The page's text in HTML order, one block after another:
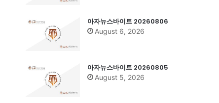
아자뉴스바이트 20260806
August 6, 2026
아자뉴스바이트 20260805
August 5, 2026